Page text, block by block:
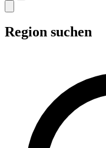
Region suchen